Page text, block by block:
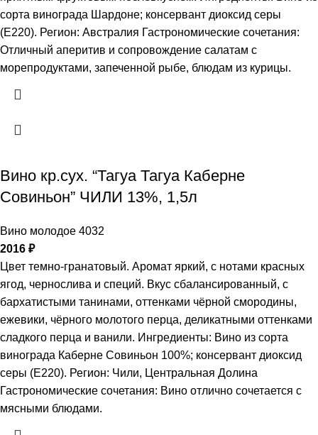
сорта винограда Шардоне; консервант диоксид серы
(Е220). Регион: Австралия Гастрономические сочетания:
Отличный аперитив и сопровождение салатам с
морепродуктами, запеченной рыбе, блюдам из курицы.
Вино кр.сух. “Тагуа Тагуа Каберне
Совиньон” ЧИЛИ 13%, 1,5л
Вино молодое 4032
2016 ₽
Цвет темно-гранатовый. Аромат яркий, с нотами красных
ягод, чернослива и специй. Вкус сбалансированный, с
бархатистыми танинами, оттенками чёрной смородины,
ежевики, чёрного молотого перца, деликатными оттенками
сладкого перца и ванили. Ингредиенты: Вино из сорта
винограда Каберне Совиньон 100%; консервант диоксид
серы (Е220). Регион: Чили, Центральная Долина
Гастрономические сочетания: Вино отлично сочетается с
мясными блюдами.